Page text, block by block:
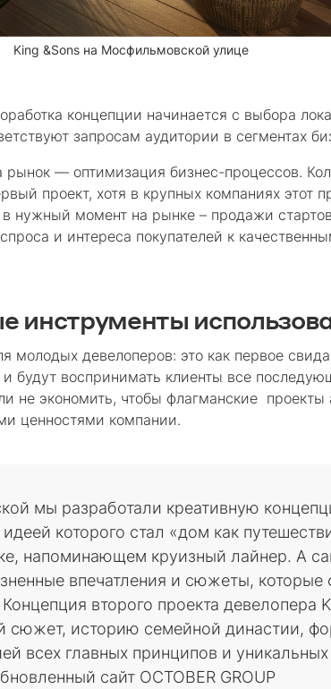
King &Sons на Мосфильмовской улице
концепции начинается с выбора
запросам аудитории в сегментах
— оптимизация бизнес-процессов.
проект, хотя в крупных компаниях этот
в нужный момент на рынке – продажи
и интереса покупателей к
инструменты
молодых девелоперов: это как первое
будут воспринимать клиенты все
не экономить, чтобы флагманские проекты
ценностями компании.
мы разработали креативную
которого стал «дом как
напоминающем круизный лайнер. А
впечатления и сюжеты,
второго проекта девелопера
сюжет, историю семейной династии,
всех главных принципов и уникальных
сайт OCTOBER GROUP